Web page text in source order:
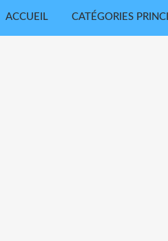
ACCUEIL CATÉGORIES